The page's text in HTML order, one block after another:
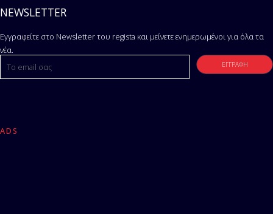
NEWSLETTER
Εγγραφείτε στο Newsletter του regista και μείνετε ενημερωμένοι για όλα τα
νέα.
ADS